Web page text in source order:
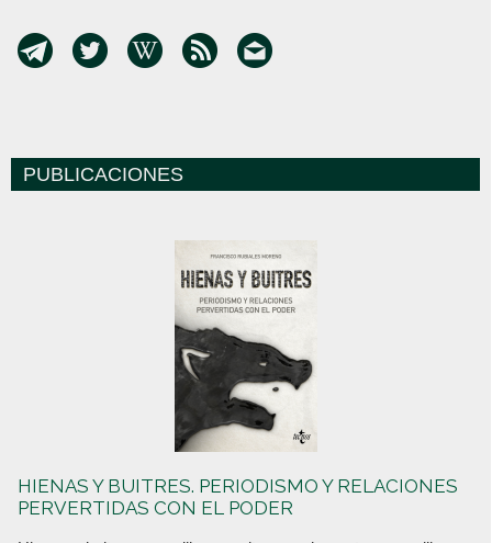
PUBLICACIONES
HIENAS Y BUITRES. PERIODISMO Y RELACIONES
PERVERTIDAS CON EL PODER